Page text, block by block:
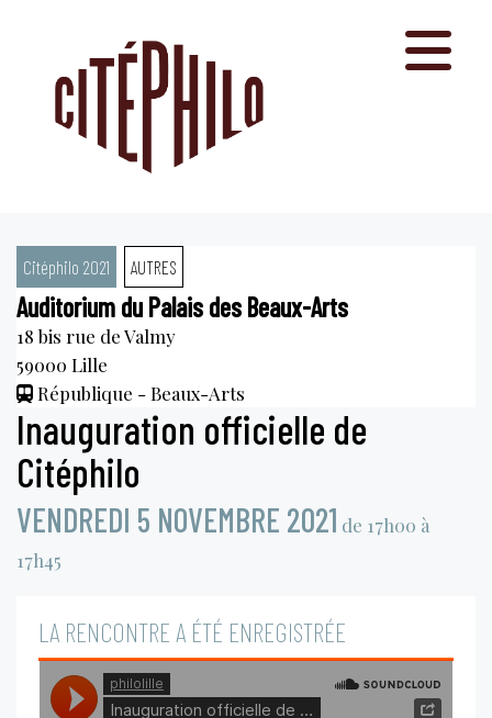
Citéphilo 2021 AUTRES
Auditorium du Palais des Beaux-Arts
18 bis rue de Valmy
59000 Lille
République - Beaux-Arts
Inauguration officielle de
Citéphilo
VENDREDI 5 NOVEMBRE 2021 de 17h00 à
17h45
LA RENCONTRE A ÉTÉ ENREGISTRÉE